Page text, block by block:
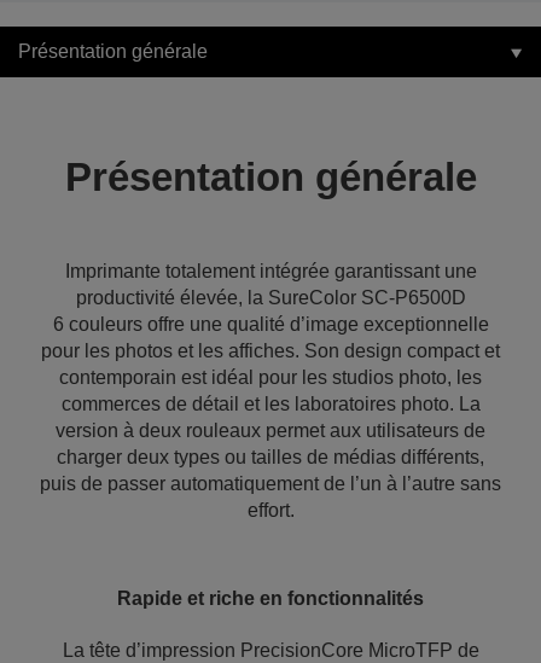
Présentation générale
Présentation générale
Imprimante totalement intégrée garantissant une
productivité élevée, la SureColor SC-P6500D
6 couleurs offre une qualité d’image exceptionnelle
pour les photos et les affiches. Son design compact et
contemporain est idéal pour les studios photo, les
commerces de détail et les laboratoires photo. La
version à deux rouleaux permet aux utilisateurs de
charger deux types ou tailles de médias différents,
puis de passer automatiquement de l’un à l’autre sans
effort.
Rapide et riche en fonctionnalités
La tête d’impression PrecisionCore MicroTFP de